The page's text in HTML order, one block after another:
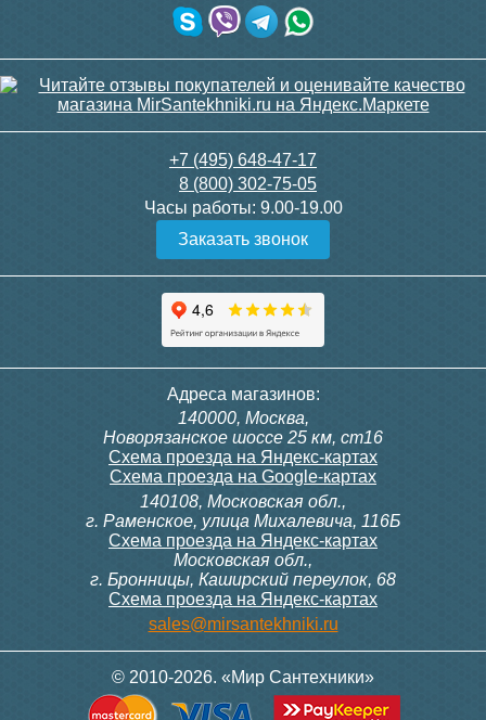
+7 (495) 648-47-17
8 (800) 302-75-05
Часы работы: 9.00-19.00
Заказать звонок
Адреса магазинов:
140000, Москва,
Новорязанское шоссе 25 км, ст16
Схема проезда на Яндекс-картах
Схема проезда на Google-картах
140108, Московская обл.,
г. Раменское, улица Михалевича, 116Б
Схема проезда на Яндекс-картах
Московская обл.,
г. Бронницы, Каширский переулок, 68
Схема проезда на Яндекс-картах
sales@mirsantekhniki.ru
© 2010-2026. «Мир Сантехники»